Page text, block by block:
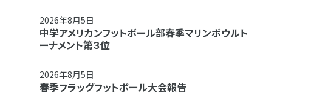
2026年8月5日
中学アメリカンフットボール部春季マリンボウルト
ーナメント第３位
2026年8月5日
春季フラッグフットボール大会報告